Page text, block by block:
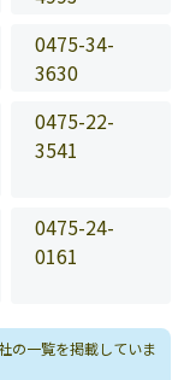
0475-34-
3630
0475-22-
3541
0475-24-
0161
の一覧を掲載していま